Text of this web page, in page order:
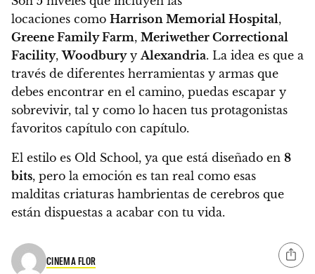
locaciones como Harrison Memorial Hospital,
Greene Family Farm, Meriwether Correctional
Facility,WoodburyyAlexandria. La idea es que a
través de diferentes herramientas y armas que
debes encontrar en el camino, puedas escapar y
sobrevivir, tal y como lo hacen tus protagonistas
favoritos capítulo con capítulo.
El estilo es Old School, ya que está diseñado en 8
bits, pero la emoción es tan real como esas
malditas criaturas hambrientas de cerebros que
están dispuestas a acabar con tu vida.
CINEMA FLOR